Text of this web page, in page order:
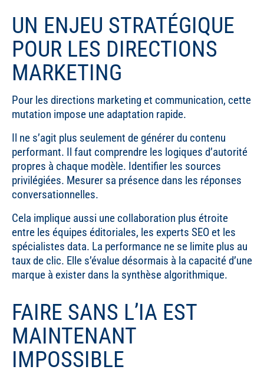
UN ENJEU STRATÉGIQUE
POUR LES DIRECTIONS
MARKETING
Pour les directions marketing et communication, cette
mutation impose une adaptation rapide.
Il ne s’agit plus seulement de générer du contenu
performant. Il faut comprendre les logiques d’autorité
propres à chaque modèle. Identifier les sources
privilégiées. Mesurer sa présence dans les réponses
conversationnelles.
Cela implique aussi une collaboration plus étroite
entre les équipes éditoriales, les experts SEO et les
spécialistes data. La performance ne se limite plus au
taux de clic. Elle s’évalue désormais à la capacité d’une
marque à exister dans la synthèse algorithmique.
FAIRE SANS L’IA EST
MAINTENANT
IMPOSSIBLE